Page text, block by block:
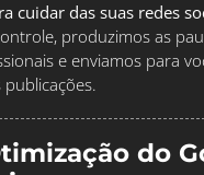
cuidar das suas redes
produzimos as
e enviamos para
do